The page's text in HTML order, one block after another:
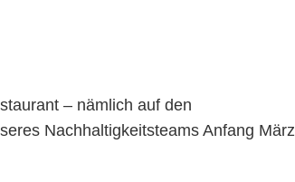
– nämlich auf den
Nachhaltigkeitsteams Anfang März